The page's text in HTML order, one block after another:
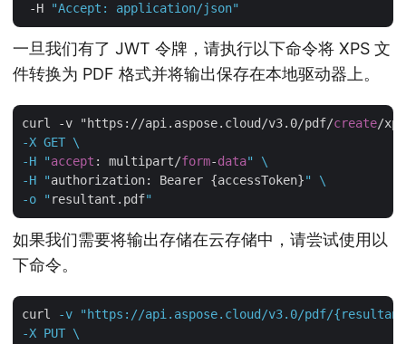
-H
"Accept: application/json"
一旦我们有了 JWT 令牌，请执行以下命令将 XPS 文
件转换为 PDF 格式并将输出保存在本地驱动器上。
curl -v "https://api.aspose.cloud/v3.0/pdf/create/
-X GET \
-H "accept : multipart/form-data" \
-H "authorization: Bearer {accessToken}" \
-o " resultant.pdf
如果我们需要将输出存储在云存储中，请尝试使用以
下命令。
curl
-v "https://api.aspose.cloud/v3.0/pdf/
-X PUT \